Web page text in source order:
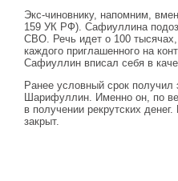
Экс-чиновнику, напомним,
159 УК РФ). Сафиуллина
СВО. Речь идет о 100 тысячах,
каждого приглашенного на
Сафиуллин вписал себя в
Ранее условный срок получил
Шарифуллин. Именно он, по
в получении рекрутских
закрыт.